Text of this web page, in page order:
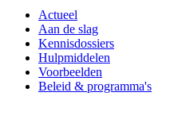
Actueel
Aan de slag
Kennisdossiers
Hulpmiddelen
Voorbeelden
Beleid & programma's